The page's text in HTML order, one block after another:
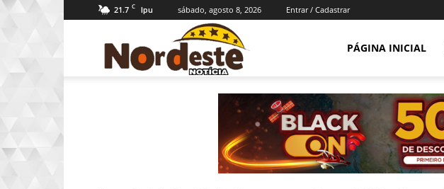
21.7 C Ipu sábado, agosto 8, 2026 Entrar / Cadastrar
Notícia
PÁGINA INICIAL